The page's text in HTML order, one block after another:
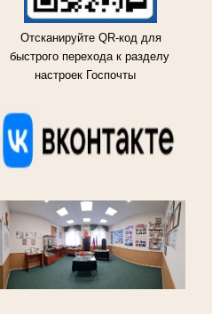
Отсканируйте QR-код для
быстрого перехода к разделу
настроек Госпочты